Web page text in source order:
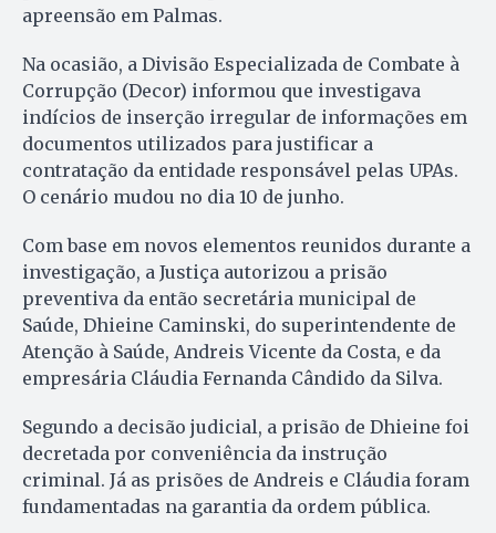
apreensão em Palmas.
Na ocasião, a Divisão Especializada de Combate à
Corrupção (Decor) informou que investigava
indícios de inserção irregular de informações em
documentos utilizados para justificar a
contratação da entidade responsável pelas UPAs.
O cenário mudou no dia 10 de junho.
Com base em novos elementos reunidos durante a
investigação, a Justiça autorizou a prisão
preventiva da então secretária municipal de
Saúde, Dhieine Caminski, do superintendente de
Atenção à Saúde, Andreis Vicente da Costa, e da
empresária Cláudia Fernanda Cândido da Silva.
Segundo a decisão judicial, a prisão de Dhieine foi
decretada por conveniência da instrução
criminal. Já as prisões de Andreis e Cláudia foram
fundamentadas na garantia da ordem pública.